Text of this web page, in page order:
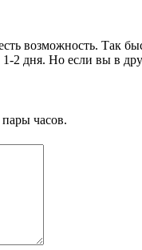
возможность. Так
2 дня. Но если вы в
часов.